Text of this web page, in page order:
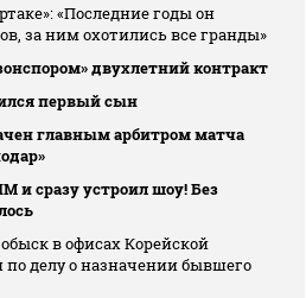
«Последние годы он
за ним охотились все гранды»
двухлетний контракт
первый сын
главным арбитром матча
и сразу устроил шоу! Без
в офисах Корейской
по делу о назначении бывшего